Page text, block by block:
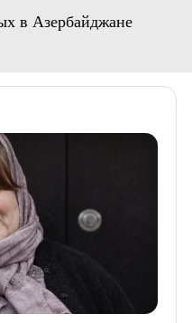
в Азербайджане